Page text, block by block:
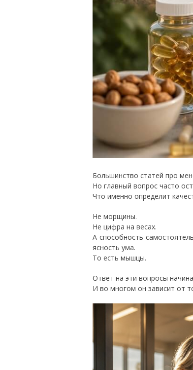
Большинство статей про
Но главный вопрос часто
Что именно определит
Не морщины.
Не цифра на весах.
А способность
ясность ума.
То есть мышцы.
Ответ на эти вопросы
И во многом он зависит от